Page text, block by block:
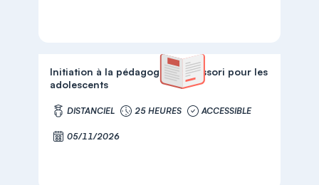
Initiation à la pédagogie Montessori pour les
adolescents
DISTANCIEL 25 HEURES ACCESSIBLE
05/11/2026